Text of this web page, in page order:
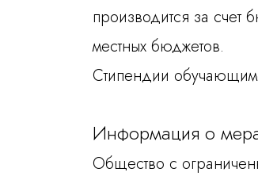
производится за
местных бюджетов.
Стипендии
Информация о
Общество с